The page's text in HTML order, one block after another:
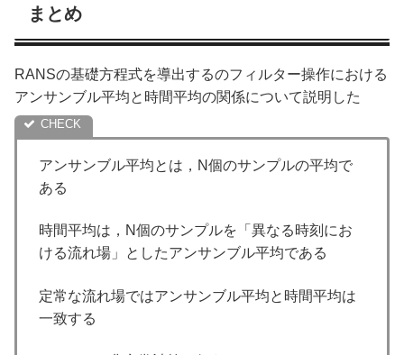
まとめ
RANSの基礎方程式を導出するのフィルター操作における
アンサンブル平均と時間平均の関係について説明した
アンサンブル平均とは，N個のサンプルの平均で
ある
時間平均は，N個のサンプルを「異なる時刻にお
ける流れ場」としたアンサンブル平均である
定常な流れ場ではアンサンブル平均と時間平均は
一致する